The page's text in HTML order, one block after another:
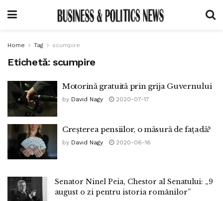
Home Tag scumpire
Etichetă: scumpire
Motorină gratuită prin grija Guvernului
by David Nagy 2020-07-17
Creșterea pensiilor, o măsură de fațadă?
by David Nagy 2020-06-16
Senator Ninel Peia, Chestor al Senatului: „9
august o zi pentru istoria românilor”